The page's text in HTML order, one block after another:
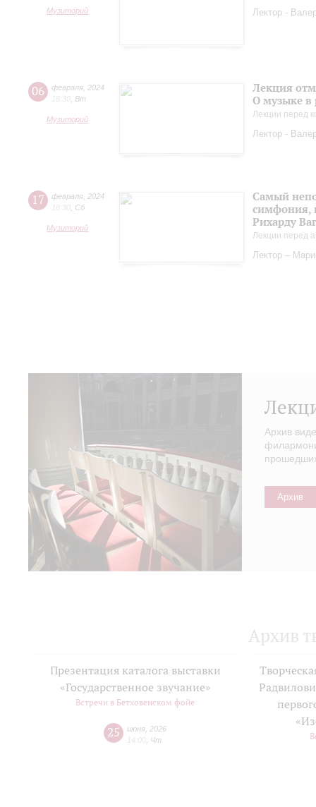
Музиторий Лектор -
06 февраля 2024
18:30 Вт
Музиторий
Лекция
О музыке в
Лекции перед
Лектор -
17 февраля 2024
18:30 Сб
Музиторий
Самый
симфония,
Рихарду
Лекции перед
Лектор –
Архив
Архив
Архив
Презентация каталога выставки
«Государственное звучание»
Встречи в Бетховенском фойе
25 июня 2026
14:00 Чт